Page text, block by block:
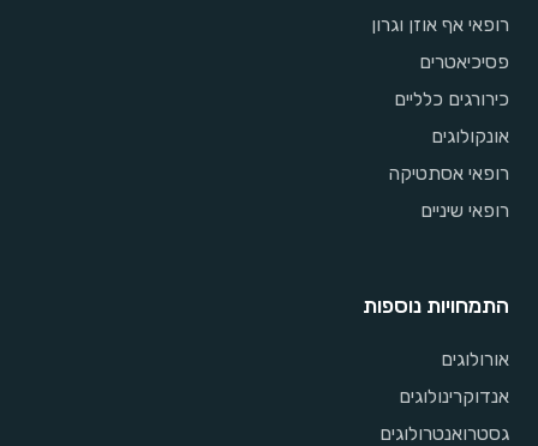
רופאי אף אוזן וגרון
פסיכיאטרים
כירורגים כלליים
אונקולוגים
רופאי אסתטיקה
רופאי שיניים
התמחויות נוספות
אורולוגים
אנדוקרינולוגים
גסטרואנטרולוגים